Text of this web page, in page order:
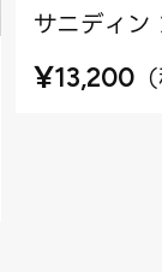
サニディ
¥13,200 （